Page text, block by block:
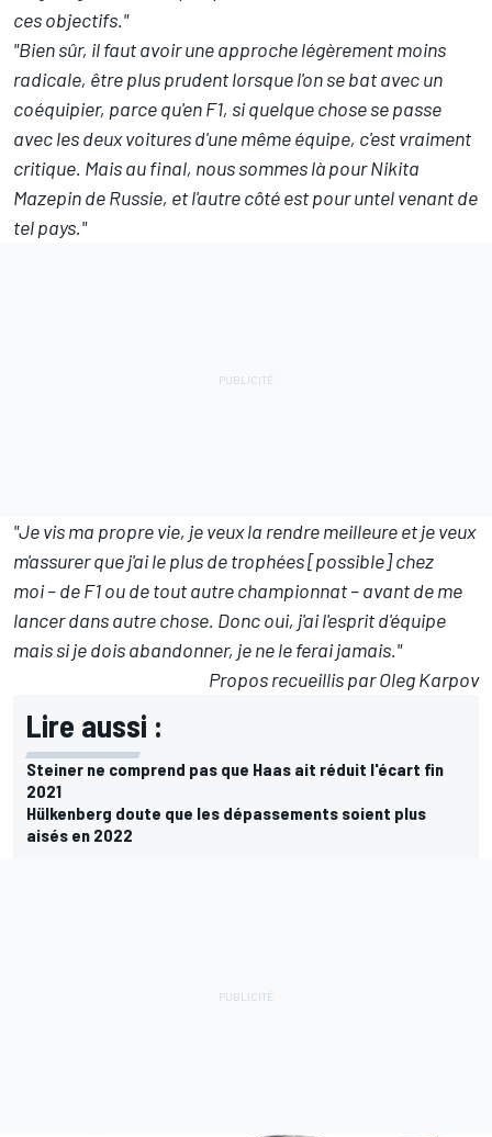
ces objectifs."
"Bien sûr, il faut avoir une approche légèrement moins
radicale, être plus prudent lorsque l'on se bat avec un
coéquipier, parce qu'en F1, si quelque chose se passe
avec les deux voitures d'une même équipe, c'est vraiment
critique. Mais au final, nous sommes là pour Nikita
Mazepin de Russie, et l'autre côté est pour untel venant de
tel pays."
"Je vis ma propre vie, je veux la rendre meilleure et je veux
m'assurer que j'ai le plus de trophées [possible] chez
moi – de F1 ou de tout autre championnat – avant de me
lancer dans autre chose. Donc oui, j'ai l'esprit d'équipe
mais si je dois abandonner, je ne le ferai jamais."
Propos recueillis par Oleg Karpov
Lire aussi :
Steiner ne comprend pas que Haas ait réduit l'écart fin
2021
Hülkenberg doute que les dépassements soient plus
aisés en 2022